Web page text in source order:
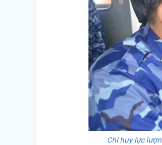
Chỉ huy lực